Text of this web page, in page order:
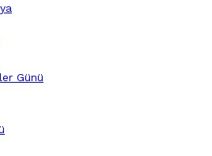
Günü